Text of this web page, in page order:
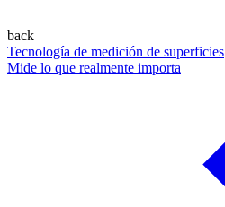
back
Tecnología de medición de superficies
Mide lo que realmente importa